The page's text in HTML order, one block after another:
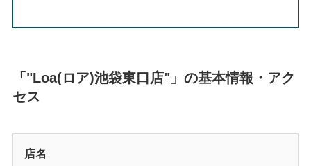
「"Loa(ロア)池袋東口店"」の基本情報・アク
セス
店名